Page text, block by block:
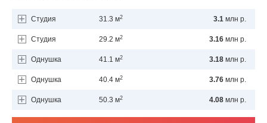
Студия 31.3 м2 3.1млн р.
Студия 29.2 м2 3.16млн р.
Однушка 41.1 м2 3.18млн р.
Однушка 40.4 м2 3.76млн р.
Однушка 50.3 м2 4.08млн р.